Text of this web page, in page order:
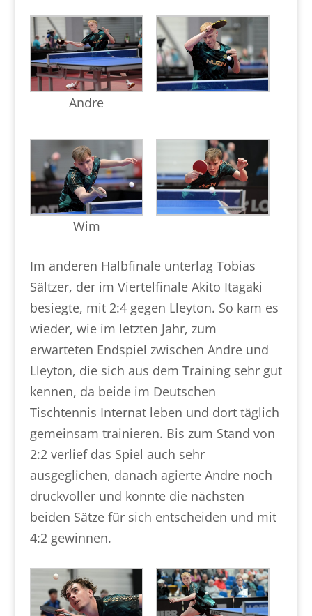
Andre
Wim
Im anderen Halbfinale unterlag Tobias
Sältzer, der im Viertelfinale Akito Itagaki
besiegte, mit 2:4 gegen Lleyton. So kam es
wieder, wie im letzten Jahr, zum
erwarteten Endspiel zwischen Andre und
Lleyton, die sich aus dem Training sehr gut
kennen, da beide im Deutschen
Tischtennis Internat leben und dort täglich
gemeinsam trainieren. Bis zum Stand von
2:2 verlief das Spiel auch sehr
ausgeglichen, danach agierte Andre noch
druckvoller und konnte die nächsten
beiden Sätze für sich entscheiden und mit
4:2 gewinnen.